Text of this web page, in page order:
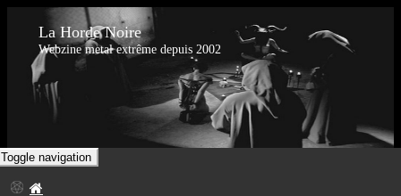
La Horde Noire
Webzine metal extrême depuis 2002
Toggle navigation